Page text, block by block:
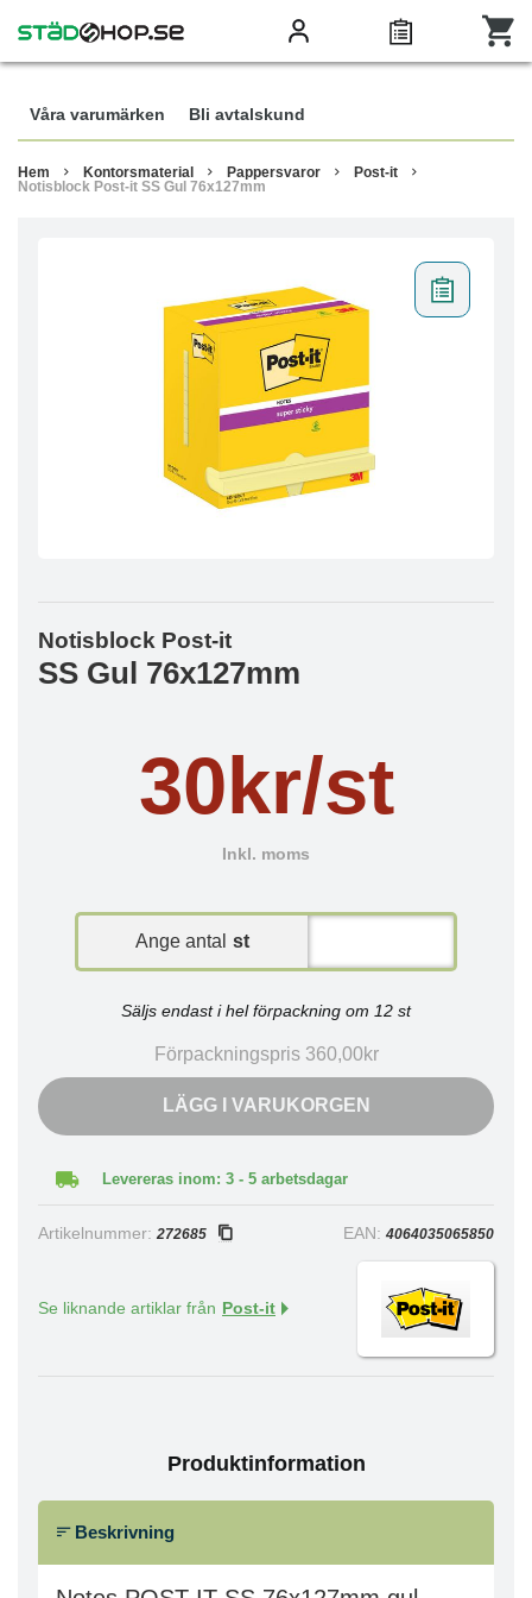
Våra varumärken Bli avtalskund
Hem Kontorsmaterial Pappersvaror
Post-it
Notisblock Post-it SS Gul 76x127mm
Notisblock Post-it
SS Gul 76x127mm
30kr/st
Inkl. moms
Ange antal st
Säljs endast i hel förpackning om 12 st
Förpackningspris 360,00kr
LÄGG I VARUKORGEN
Levereras inom: 3 - 5 arbetsdagar
Artikelnummer: 272685 EAN: 4064035065850
Se liknande artiklar från Post-it
Produktinformation
Beskrivning